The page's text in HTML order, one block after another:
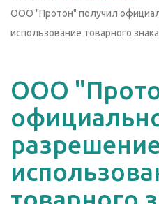
ООО "Протон" получил
использование товарного
ООО